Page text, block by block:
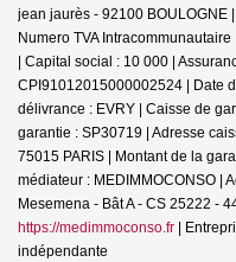
jean jaurès - 92100 BOULOGNE
Numero TVA
| Capital social : 10 000 |
CPI91012015000002524 | Date
délivrance : EVRY | Caisse de
garantie : SP30719 | Adresse
75015 PARIS | Montant de la
médiateur : MEDIMMOCONSO |
Mesemena - Bât A - CS 25222 -
https://medimmoconso.fr |
indépendante